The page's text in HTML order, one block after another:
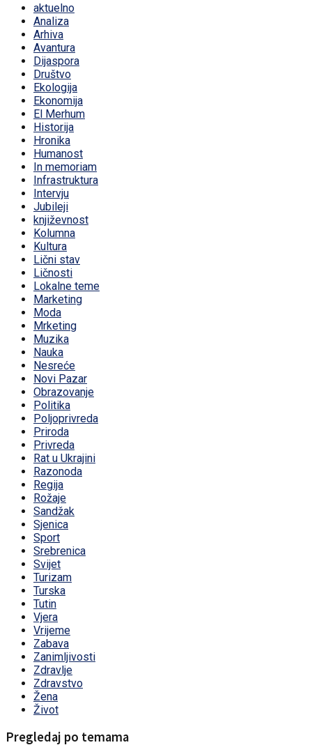
aktuelno
Analiza
Arhiva
Avantura
Dijaspora
Društvo
Ekologija
Ekonomija
El Merhum
Historija
Hronika
Humanost
In memoriam
Infrastruktura
Intervju
Jubileji
književnost
Kolumna
Kultura
Lični stav
Ličnosti
Lokalne teme
Marketing
Moda
Mrketing
Muzika
Nauka
Nesreće
Novi Pazar
Obrazovanje
Politika
Poljoprivreda
Priroda
Privreda
Rat u Ukrajini
Razonoda
Regija
Rožaje
Sandžak
Sjenica
Sport
Srebrenica
Svijet
Turizam
Turska
Tutin
Vjera
Vrijeme
Zabava
Zanimljivosti
Zdravlje
Zdravstvo
Žena
Život
Pregledaj po temama